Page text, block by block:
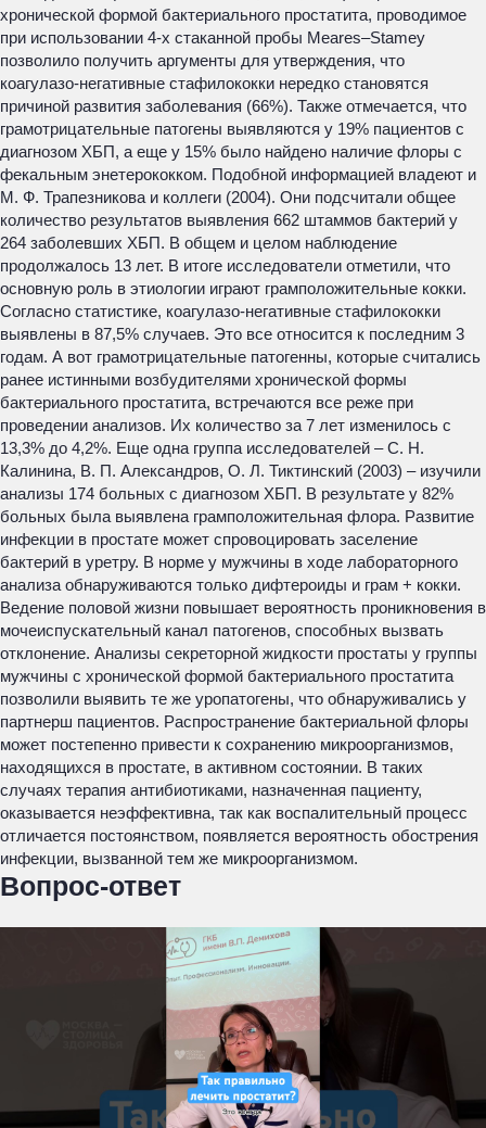
хронической формой бактериального простатита, проводимое
при использовании 4-х стаканной пробы Meares–Stamey
позволило получить аргументы для утверждения, что
коагулазо-негативные стафилококки нередко становятся
причиной развития заболевания (66%). Также отмечается, что
грамотрицательные патогены выявляются у 19% пациентов с
диагнозом ХБП, а еще у 15% было найдено наличие флоры с
фекальным энетерококком. Подобной информацией владеют и
М. Ф. Трапезникова и коллеги (2004). Они подсчитали общее
количество результатов выявления 662 штаммов бактерий у
264 заболевших ХБП. В общем и целом наблюдение
продолжалось 13 лет. В итоге исследователи отметили, что
основную роль в этиологии играют грамположительные кокки.
Согласно статистике, коагулазо-негативные стафилококки
выявлены в 87,5% случаев. Это все относится к последним 3
годам. А вот грамотрицательные патогенны, которые считались
ранее истинными возбудителями хронической формы
бактериального простатита, встречаются все реже при
проведении анализов. Их количество за 7 лет изменилось с
13,3% до 4,2%. Еще одна группа исследователей – С. Н.
Калинина, В. П. Александров, О. Л. Тиктинский (2003) – изучили
анализы 174 больных с диагнозом ХБП. В результате у 82%
больных была выявлена грамположительная флора. Развитие
инфекции в простате может спровоцировать заселение
бактерий в уретру. В норме у мужчины в ходе лабораторного
анализа обнаруживаются только дифтероиды и грам + кокки.
Ведение половой жизни повышает вероятность проникновения в
мочеиспускательный канал патогенов, способных вызвать
отклонение. Анализы секреторной жидкости простаты у группы
мужчины с хронической формой бактериального простатита
позволили выявить те же уропатогены, что обнаруживались у
партнерш пациентов. Распространение бактериальной флоры
может постепенно привести к сохранению микроорганизмов,
находящихся в простате, в активном состоянии. В таких
случаях терапия антибиотиками, назначенная пациенту,
оказывается неэффективна, так как воспалительный процесс
отличается постоянством, появляется вероятность обострения
инфекции, вызванной тем же микроорганизмом.
Вопрос-ответ